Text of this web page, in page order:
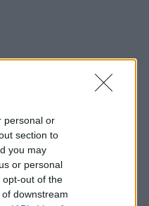
personal or
section to
you may
or personal
opt-out of the
downstream